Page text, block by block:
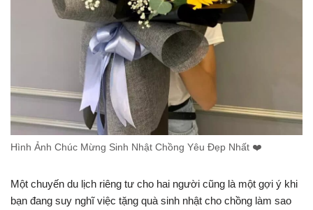
Hình Ảnh Chúc Mừng Sinh Nhật Chồng Yêu Đẹp Nhất ❤️
Một chuyến du lịch riêng tư cho hai người cũng là một gợi ý khi
bạn đang suy nghĩ việc tặng quà sinh nhật cho chồng làm sao